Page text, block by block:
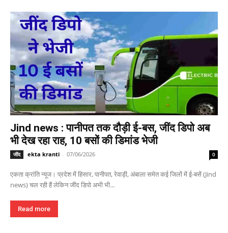
Jind news : पानीपत तक दौड़ी ई-बस, जींद डिपो अब
भी देख रहा राह, 10 बसों की डिमांड भेजी
जींद ekta kranti - 07/06/2026 0
एकता क्रांति न्यूज। प्रदेश में हिसार, पानीपत, रेवाड़ी, अंबाला समेत कई जिलों में ई-बसें (Jind
news) चल रही हैं लेकिन जींद डिपो अभी भी...
Read more